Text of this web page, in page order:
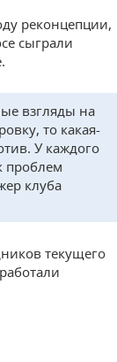
реконцепции,
сыграли
взгляды на
то какая-
У каждого
проблем
клуба
текущего